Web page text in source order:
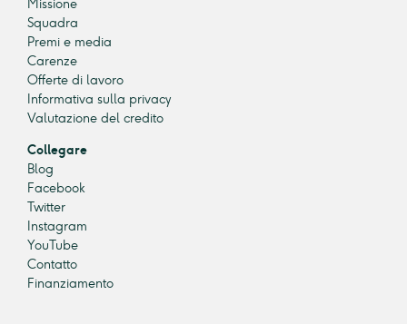
Missione
Squadra
Premi e media
Carenze
Offerte di lavoro
Informativa sulla privacy
Valutazione del credito
Collegare
Blog
Facebook
Twitter
Instagram
YouTube
Contatto
Finanziamento